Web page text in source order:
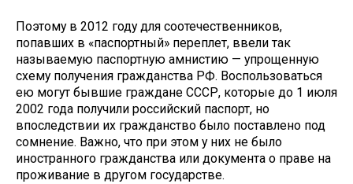
Поэтому в 2012 году для сооте­чественников,
попавших в «паспортный» переплет, ввели так
называемую паспортную амнистию — упрощенную
схему получения гражданства РФ. Воспользоваться
ею могут бывшие граждане СССР, которые до 1 июля
2002 года получили российский паспорт, но
впоследствии их гражданство было поставлено под
сомнение. Важно, что при этом у них не было
иностранного гражданства или документа о праве на
проживание в другом государстве.